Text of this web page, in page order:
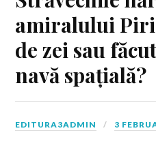
amiralului Piri
de zei sau
navă spațială?
EDITURA3ADMIN 3